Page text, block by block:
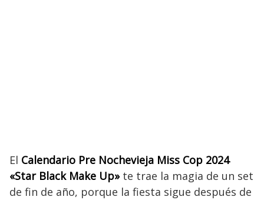
El Calendario Pre Nochevieja Miss Cop 2024
«Star Black Make Up» te trae la magia de un set
de fin de año, porque la fiesta sigue después de